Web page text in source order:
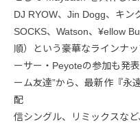
DJ RYOW、Jin Dogg、キン
SOCKS、Watson、¥ellow
順）という豪華なラインナ
ーサー・Peyoteの参加も発
ーム友達”から、最新作『永
配
信シングル、リミックスな